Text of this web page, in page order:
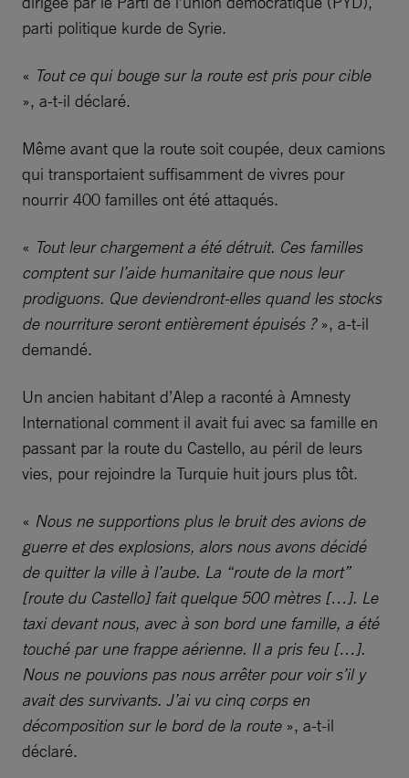
parti politique kurde de Syrie.
« Tout ce qui bouge sur la route est pris pour cible
», a-t-il déclaré.
Même avant que la route soit coupée, deux camions
qui transportaient suffisamment de vivres pour
nourrir 400 familles ont été attaqués.
« Tout leur chargement a été détruit. Ces familles
comptent sur l’aide humanitaire que nous leur
prodiguons. Que deviendront-elles quand les stocks
de nourriture seront entièrement épuisés ?», a-t-il
demandé.
Un ancien habitant d’Alep a raconté à Amnesty
International comment il avait fui avec sa famille en
passant par la route du Castello, au péril de leurs
vies, pour rejoindre la Turquie huit jours plus tôt.
« Nous ne supportions plus le bruit des avions de
guerre et des explosions, alors nous avons décidé
de quitter la ville à l’aube. La “route de la mort”
[route du Castello] fait quelque 500 mètres […]. Le
taxi devant nous, avec à son bord une famille, a été
touché par une frappe aérienne. Il a pris feu […].
Nous ne pouvions pas nous arrêter pour voir s’il y
avait des survivants. J’ai vu cinq corps en
décomposition sur le bord de la route», a-t-il
déclaré.